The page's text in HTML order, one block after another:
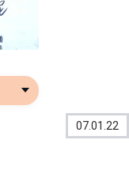
07.01.22